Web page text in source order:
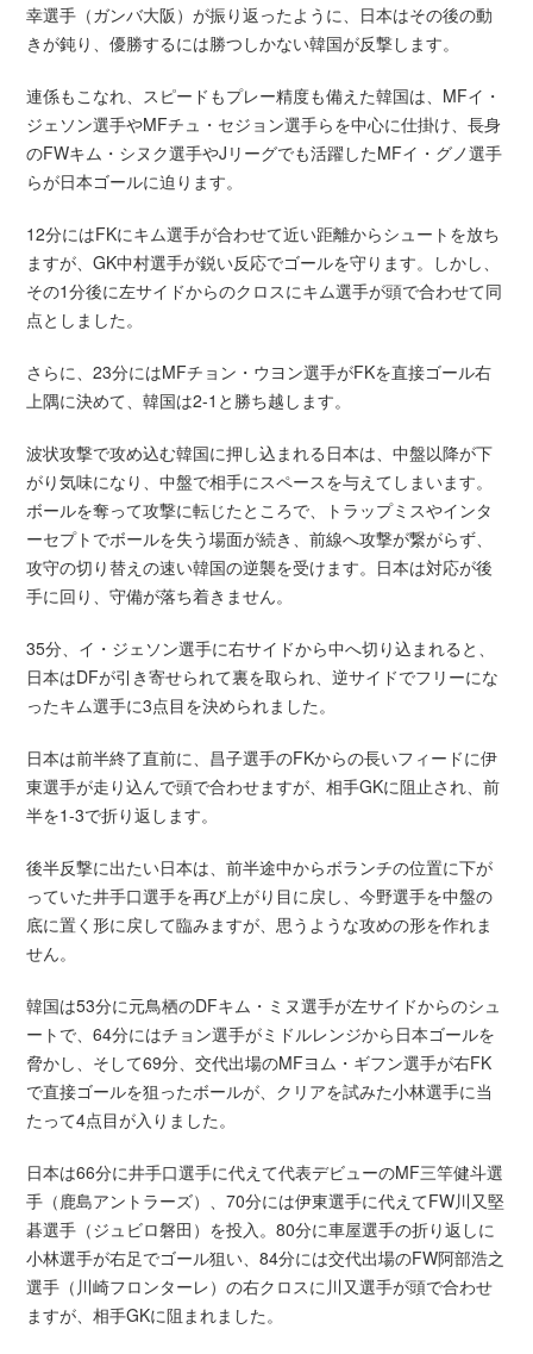
幸選手（ガンバ大阪）が振り返ったように、日本はその後の動
きが鈍り、優勝するには勝つしかない韓国が反撃します。
連係もこなれ、スピードもプレー精度も備えた韓国は、MFイ・
ジェソン選手やMFチュ・セジョン選手らを中心に仕掛け、長身
のFWキム・シヌク選手やJリーグでも活躍したMFイ・グノ選手
らが日本ゴールに迫ります。
12分にはFKにキム選手が合わせて近い距離からシュートを放ち
ますが、GK中村選手が鋭い反応でゴールを守ります。しかし、
その1分後に左サイドからのクロスにキム選手が頭で合わせて同
点としました。
さらに、23分にはMFチョン・ウヨン選手がFKを直接ゴール右
上隅に決めて、韓国は2-1と勝ち越します。
波状攻撃で攻め込む韓国に押し込まれる日本は、中盤以降が下
がり気味になり、中盤で相手にスペースを与えてしまいます。
ボールを奪って攻撃に転じたところで、トラップミスやインタ
ーセプトでボールを失う場面が続き、前線へ攻撃が繋がらず、
攻守の切り替えの速い韓国の逆襲を受けます。日本は対応が後
手に回り、守備が落ち着きません。
35分、イ・ジェソン選手に右サイドから中へ切り込まれると、
日本はDFが引き寄せられて裏を取られ、逆サイドでフリーにな
ったキム選手に3点目を決められました。
日本は前半終了直前に、昌子選手のFKからの長いフィードに伊
東選手が走り込んで頭で合わせますが、相手GKに阻止され、前
半を1-3で折り返します。
後半反撃に出たい日本は、前半途中からボランチの位置に下が
っていた井手口選手を再び上がり目に戻し、今野選手を中盤の
底に置く形に戻して臨みますが、思うような攻めの形を作れま
せん。
韓国は53分に元鳥栖のDFキム・ミヌ選手が左サイドからのシュ
ートで、64分にはチョン選手がミドルレンジから日本ゴールを
脅かし、そして69分、交代出場のMFヨム・ギフン選手が右FK
で直接ゴールを狙ったボールが、クリアを試みた小林選手に当
たって4点目が入りました。
日本は66分に井手口選手に代えて代表デビューのMF三竿健斗選
手（鹿島アントラーズ）、70分には伊東選手に代えてFW川又堅
碁選手（ジュビロ磐田）を投入。80分に車屋選手の折り返しに
小林選手が右足でゴール狙い、84分には交代出場のFW阿部浩之
選手（川崎フロンターレ）の右クロスに川又選手が頭で合わせ
ますが、相手GKに阻まれました。